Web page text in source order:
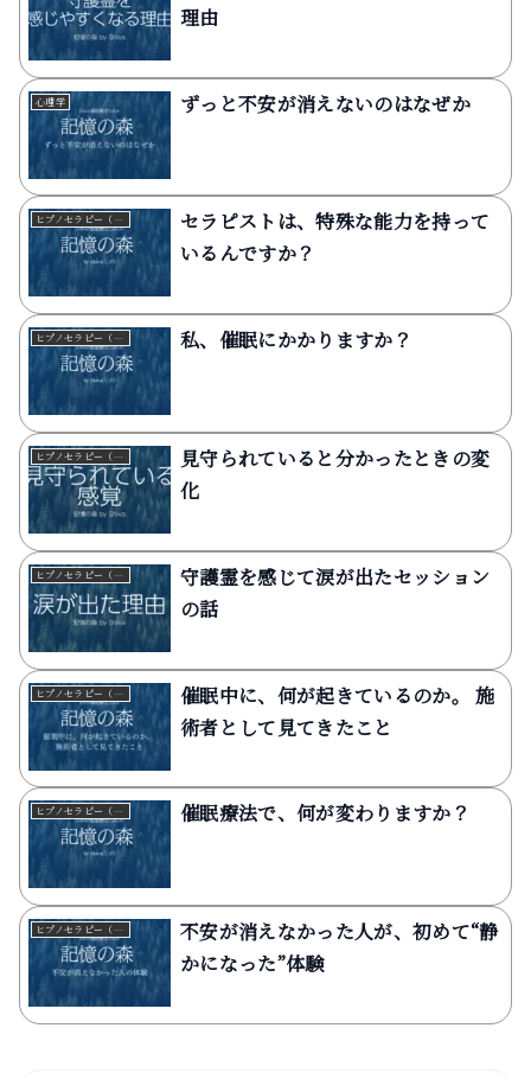
理由
心理学 ずっと不安が消えないのはなぜか
ヒプノセラピー（催眠療法）
セラピストは、特殊な能力を持って
いるんですか？
ヒプノセラピー（催眠療法） 私、催眠にかかりますか？
ヒプノセラピー（催眠療法）
見守られていると分かったときの変
化
ヒプノセラピー（催眠療法）
守護霊を感じて涙が出たセッション
の話
ヒプノセラピー（催眠療法）
催眠中に、何が起きているのか。 施
術者として見てきたこと
ヒプノセラピー（催眠療法） 催眠療法で、何が変わりますか？
ヒプノセラピー（催眠療法）
不安が消えなかった人が、初めて“静
かになった”体験